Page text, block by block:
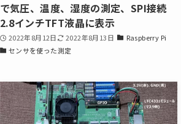
で気圧、温度、湿度の測定、SPI接続
2.8インチTFT液晶に表示
2022年8月12日 2022年8月13日
Raspberry Pi
センサを使った測定